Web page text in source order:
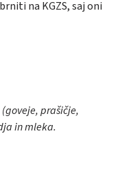
na KGZS, saj oni
(goveje, prašičje,
in mleka.